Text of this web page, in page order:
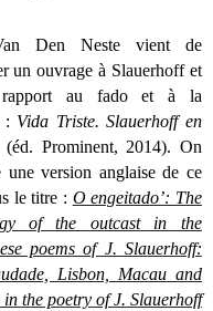
Den Neste vient de
un ouvrage à Slauerhoff et
au fado et à la
: Vida Triste. Slauerhoff en
(éd. Prominent, 2014). On
une version anglaise de ce
le titre : O engeitado’: The
of the outcast in the
poems of J. Slauerhoff:
Lisbon, Macau and
in the poetry of J. Slauerhoff